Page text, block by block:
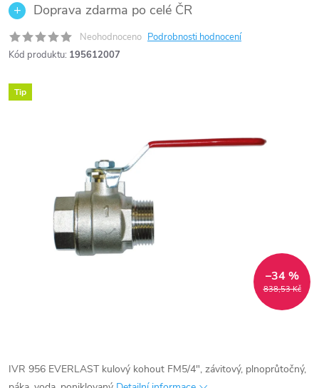
Doprava zdarma po celé ČR
Neohodnoceno Podrobnosti hodnocení
Kód produktu: 195612007
Tip
838,53 Kč
–34 %
IVR 956 EVERLAST kulový kohout FM5/4", závitový, plnoprůtočný,